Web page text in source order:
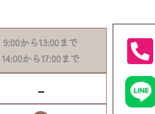
9:00から13:00まで
14:00から17:00まで
-